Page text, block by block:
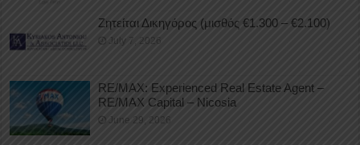
Ζητείται Δικηγόρος (μισθός €1.300 – €2.100)
July 7, 2026
RE/MAX: Experienced Real Estate Agent –
RE/MAX Capital – Nicosia
June 29, 2026